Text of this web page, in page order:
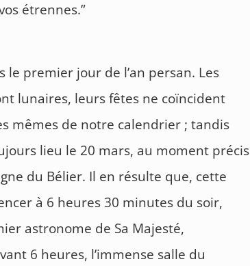
étrennes.”
le premier jour de l’an persan. Les
lunaires, leurs fêtes ne coïncident
mêmes de notre calendrier ; tandis
lieu le 20 mars, au moment précis
du Bélier. Il en résulte que, cette
à 6 heures 30 minutes du soir,
astronome de Sa Majesté,
6 heures, l’immense salle du